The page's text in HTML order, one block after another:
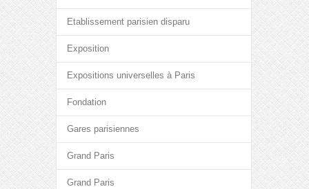
Etablissement parisien disparu
Exposition
Expositions universelles à Paris
Fondation
Gares parisiennes
Grand Paris
Grand Paris